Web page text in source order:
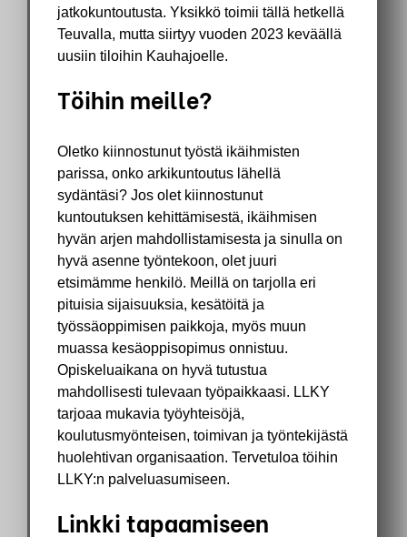
jatkokuntoutusta. Yksikkö toimii tällä hetkellä
Teuvalla, mutta siirtyy vuoden 2023 keväällä
uusiin tiloihin Kauhajoelle.
Töihin meille?
Oletko kiinnostunut työstä ikäihmisten
parissa, onko arkikuntoutus lähellä
sydäntäsi? Jos olet kiinnostunut
kuntoutuksen kehittämisestä, ikäihmisen
hyvän arjen mahdollistamisesta ja sinulla on
hyvä asenne työntekoon, olet juuri
etsimämme henkilö. Meillä on tarjolla eri
pituisia sijaisuuksia, kesätöitä ja
työssäoppimisen paikkoja, myös muun
muassa kesäoppisopimus onnistuu.
Opiskeluaikana on hyvä tutustua
mahdollisesti tulevaan työpaikkaasi. LLKY
tarjoaa mukavia työyhteisöjä,
koulutusmyönteisen, toimivan ja työntekijästä
huolehtivan organisaation. Tervetuloa töihin
LLKY:n palveluasumiseen.
Linkki tapaamiseen